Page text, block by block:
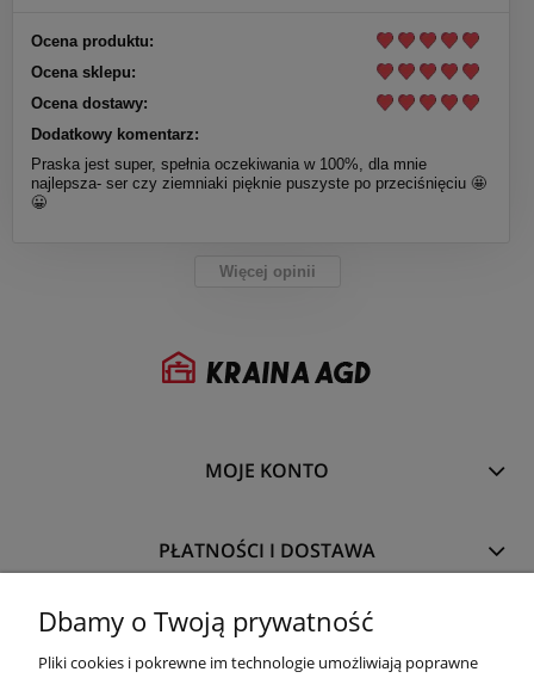
Ocena produktu:
Ocena sklepu:
Ocena dostawy:
Dodatkowy komentarz:
Praska jest super, spełnia oczekiwania w 100%, dla mnie
najlepsza- ser czy ziemniaki pięknie puszyste po przeciśnięciu 🤩
😀
Więcej opinii
MOJE KONTO
PŁATNOŚCI I DOSTAWA
INFORMACJE
Dbamy o Twoją prywatność
Pliki cookies i pokrewne im technologie umożliwiają poprawne